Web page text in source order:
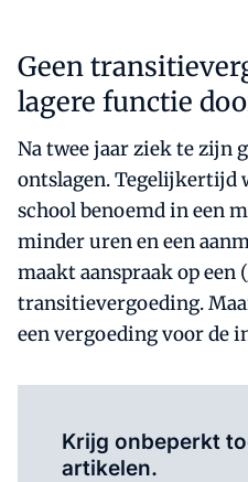
Geen
lagere functie
Na twee jaar ziek te zijn
ontslagen. Tegelijkertijd
school benoemd in een
minder uren en een
maakt aanspraak op een
transitievergoeding.
een vergoeding voor de
Krijg onbeperkt
artikelen.